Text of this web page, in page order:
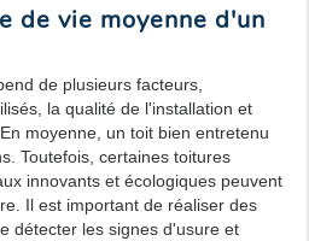
de vie moyenne d'un
de plusieurs facteurs,
la qualité de l'installation et
moyenne, un toit bien entretenu
Toutefois, certaines toitures
innovants et écologiques peuvent
Il est important de réaliser des
détecter les signes d'usure et